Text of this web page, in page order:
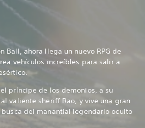
Ball, ahora llega un nuevo RPG de
vehículos increíbles para salir a
príncipe de los demonios, a su
valiente sheriff Rao, y vive una gran
del manantial legendario oculto